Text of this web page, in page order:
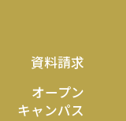
資料請求
オープン
キャンパス